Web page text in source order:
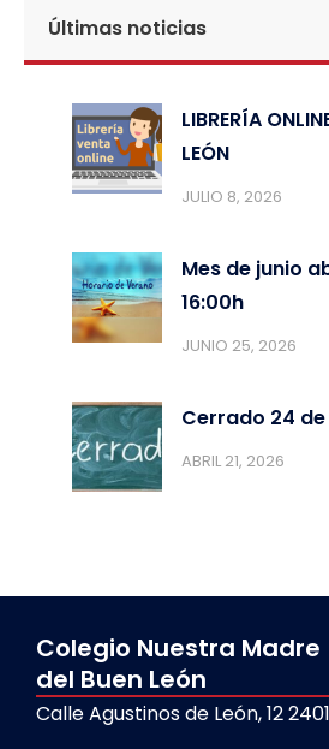
Últimas noticias
LIBRERÍA
LEÓN
JULIO 8, 2026
Mes de junio
16:00h
JUNIO 25, 2026
Cerrado 24
ABRIL 21, 2026
Colegio Nuestra Madre
del Buen León
Calle Agustinos de León, 12